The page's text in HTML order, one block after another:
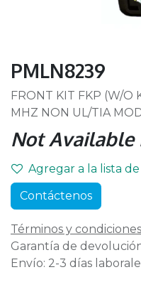
PMLN8239
FRONT KIT FKP (W/O
MHZ NON UL/TIA
Not Available
Agregar a la lista
Contáctenos
Términos y condiciones
Garantía de
Envío: 2-3 días